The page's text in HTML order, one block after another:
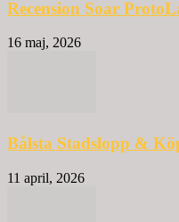
Recension Soar
16 maj, 2026
Bålsta Stadslopp &
11 april, 2026